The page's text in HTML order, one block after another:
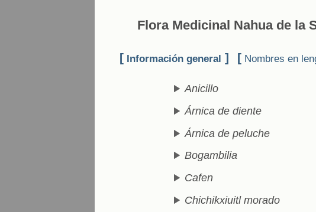
Flora Medicinal Nahua de la
[ Información general ] [ Nombres en
Anicillo
Árnica de diente
Árnica de peluche
Bogambilia
Cafen
Chichikxiuitl morado